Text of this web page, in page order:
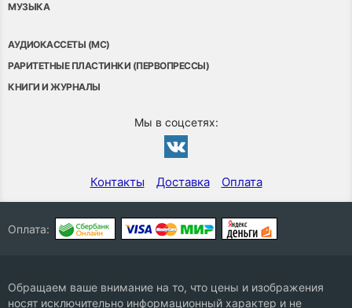
МУЗЫКА
АУДИОКАССЕТЫ (MC)
РАРИТЕТНЫЕ ПЛАСТИНКИ (ПЕРВОПРЕССЫ)
КНИГИ И ЖУРНАЛЫ
Мы в соцсетях:
Контакты Доставка Оплата
Оплата:
Обращаем ваше внимание на то, что цены и изображения
носят исключительно информационный характер и не